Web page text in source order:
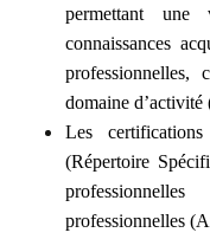
permettant une
connaissances
professionnelles,
domaine
Les
(Répertoire
professionnelles